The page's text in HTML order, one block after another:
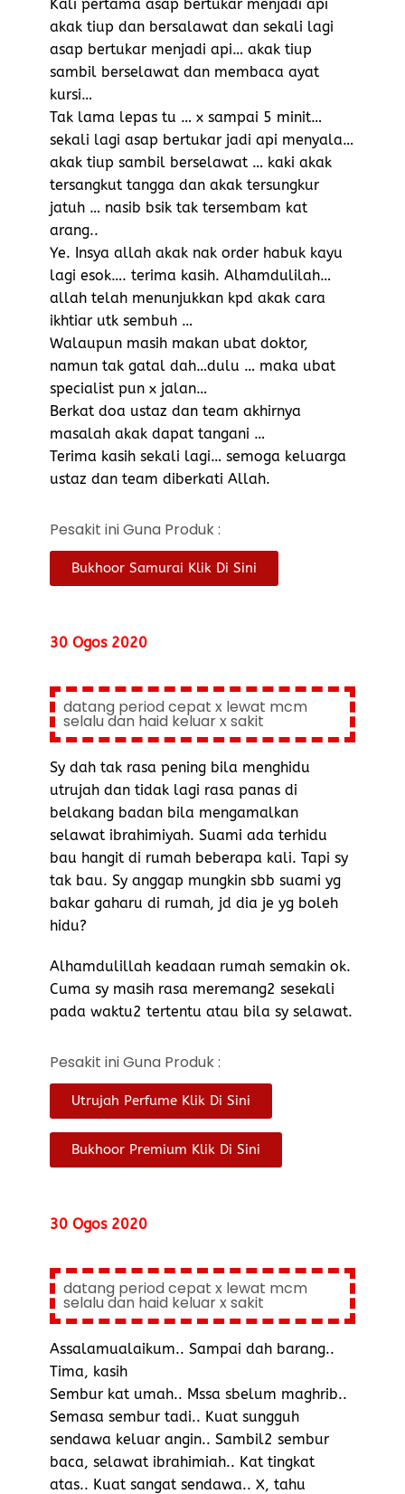
Kali pertama asap bertukar menjadi api
akak tiup dan bersalawat dan sekali lagi
asap bertukar menjadi api… akak tiup
sambil berselawat dan membaca ayat
kursi…
Tak lama lepas tu … x sampai 5 minit…
sekali lagi asap bertukar jadi api menyala…
akak tiup sambil berselawat … kaki akak
tersangkut tangga dan akak tersungkur
jatuh … nasib bsik tak tersembam kat
arang..
Ye. Insya allah akak nak order habuk kayu
lagi esok…. terima kasih. Alhamdulilah…
allah telah menunjukkan kpd akak cara
ikhtiar utk sembuh …
Walaupun masih makan ubat doktor,
namun tak gatal dah…dulu … maka ubat
specialist pun x jalan…
Berkat doa ustaz dan team akhirnya
masalah akak dapat tangani …
Terima kasih sekali lagi… semoga keluarga
ustaz dan team diberkati Allah.
Pesakit ini Guna Produk :
Bukhoor Samurai Klik Di Sini
30 Ogos 2020
datang period cepat x lewat mcm
selalu dan haid keluar x sakit
Sy dah tak rasa pening bila menghidu
utrujah dan tidak lagi rasa panas di
belakang badan bila mengamalkan
selawat ibrahimiyah. Suami ada terhidu
bau hangit di rumah beberapa kali. Tapi sy
tak bau. Sy anggap mungkin sbb suami yg
bakar gaharu di rumah, jd dia je yg boleh
hidu?
Alhamdulillah keadaan rumah semakin ok.
Cuma sy masih rasa meremang2 sesekali
pada waktu2 tertentu atau bila sy selawat.
Pesakit ini Guna Produk :
Utrujah Perfume Klik Di Sini
Bukhoor Premium Klik Di Sini
30 Ogos 2020
datang period cepat x lewat mcm
selalu dan haid keluar x sakit
Assalamualaikum.. Sampai dah barang..
Tima, kasih
Sembur kat umah.. Mssa sbelum maghrib..
Semasa sembur tadi.. Kuat sungguh
sendawa keluar angin.. Sambil2 sembur
baca, selawat ibrahimiah.. Kat tingkat
atas.. Kuat sangat sendawa.. X, tahu